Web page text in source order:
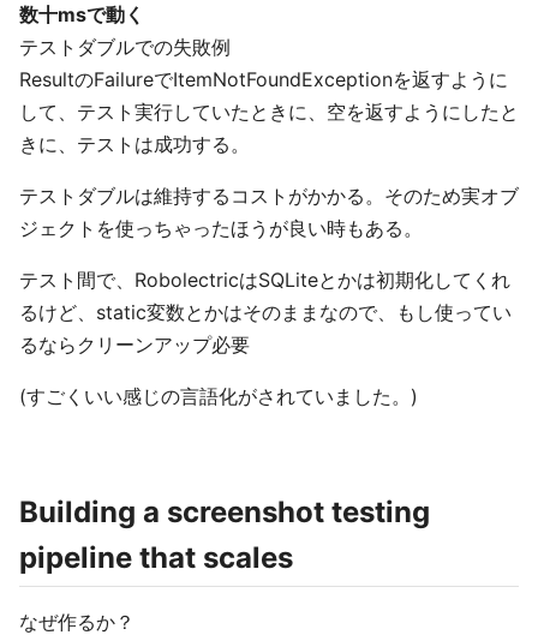
数十msで動く
テストダブルでの失敗例
ResultのFailureでItemNotFoundExceptionを返すように
して、テスト実行していたときに、空を返すようにしたと
きに、テストは成功する。
テストダブルは維持するコストがかかる。そのため実オブ
ジェクトを使っちゃったほうが良い時もある。
テスト間で、RobolectricはSQLiteとかは初期化してくれ
るけど、static変数とかはそのままなので、もし使ってい
るならクリーンアップ必要
(すごくいい感じの言語化がされていました。)
Building a screenshot testing
pipeline that scales
なぜ作るか？